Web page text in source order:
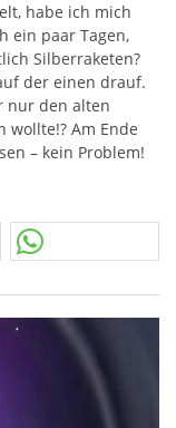
habe ich mich
ein paar Tagen,
Silberraketen?
der einen drauf.
nur den alten
wollte!? Am Ende
– kein Problem!